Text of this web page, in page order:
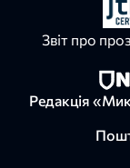
Звіт про
Редакція